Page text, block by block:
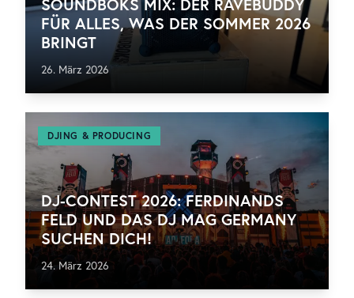
SOUNDBOKS MIX: DER RAVEBUDDY
FÜR ALLES, WAS DER SOMMER 2026
BRINGT
26. März 2026
DJING & PRODUCING
DJ-CONTEST 2026: FERDINANDS
FELD UND DAS DJ MAG GERMANY
SUCHEN DICH!
24. März 2026